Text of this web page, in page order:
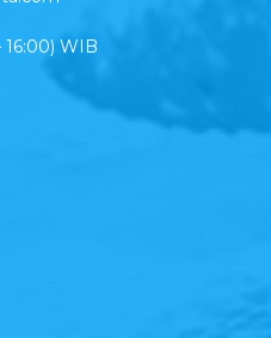
WIB